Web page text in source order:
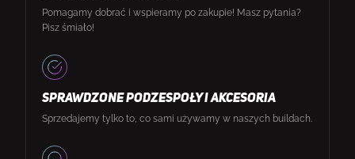
Pomagamy dobrać i wspieramy po zakupie! Masz pytania?
Pisz śmiało!
SPRAWDZONE PODZESPOŁY I AKCESORIA
Sprzedajemy tylko to, co sami używamy w naszych buildach.